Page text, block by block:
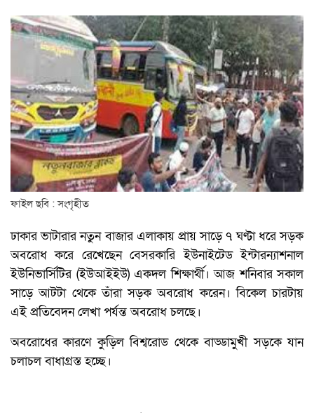
ফাইল ছবি : সংগৃহীত
ঢাকার ভাটারার নতুন বাজার এলাকায় প্রায় সাড়ে ৭ ঘণ্টা ধরে সড়ক
অবরোধ করে রেখেছেন বেসরকারি ইউনাইটেড ইন্টারন্যাশনাল
ইউনিভার্সিটির (ইউআইইউ) একদল শিক্ষার্থী। আজ শনিবার সকাল
সাড়ে আটটা থেকে তাঁরা সড়ক অবরোধ করেন। বিকেল চারটায়
এই প্রতিবেদন লেখা পর্যন্ত অবরোধ চলছে।
অবরোধের কারণে কুড়িল বিশ্বরোড থেকে বাড্ডামুখী সড়কে যান
চলাচল বাধাগ্রস্ত হচ্ছে।